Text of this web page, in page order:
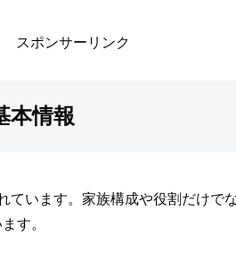
スポンサーリンク
本情報
います。家族構成や役割だけで
す。